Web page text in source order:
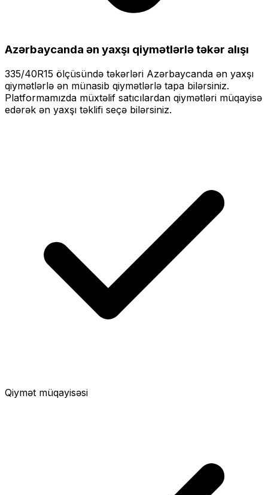
Azərbaycanda ən yaxşı qiymətlərlətəkər alışı
335/40R15 ölçüsündə təkərləri Azərbaycanda ən yaxşı
qiymətlərlə ən münasib qiymətlərlə tapa bilərsiniz.
Platformamızda müxtəlif satıcılardan qiymətləri müqayisə
edərək ən yaxşı təklifi seçə bilərsiniz.
Qiymət müqayisəsi